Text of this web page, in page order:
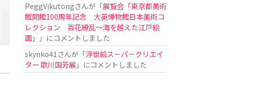
PeggVikutongさんが「展覧会「東京都美術
館開館100周年記念 大英博物館日本美術コ
レクション 百花繚乱〜海を越えた江戸絵
画」
」にコメントしました
skynko41 さんが「浮世絵スーパークリエイ
ター 歌川国芳展 」にコメントしました